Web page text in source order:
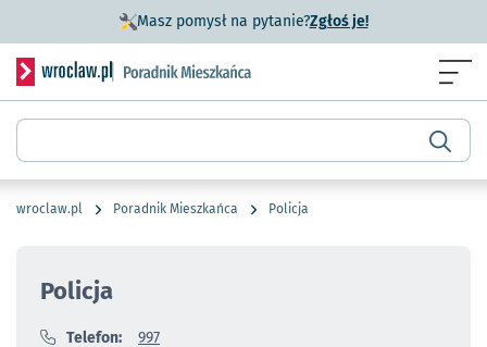
Masz pomysł na pytanie?Zgłoś je!- otworzy się w
Serwis informacyjny wroclaw.pl podserwis: Poradnik
Wyszukiwarka
wroclaw.pl Poradnik Mieszkańca Policja
Policja
Telefon:
997